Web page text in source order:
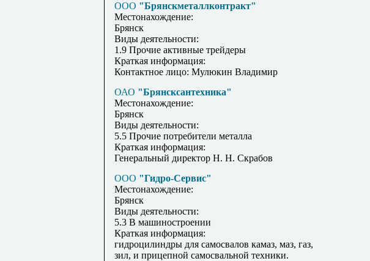
ООО "Брянскметаллконтракт"
Местонахождение:
Брянск
Виды деятельности:
1.9 Прочие активные трейдеры
Краткая информация:
Контактное лицо: Мулюкин Владимир
ОАО "Брянсксантехника"
Местонахождение:
Брянск
Виды деятельности:
5.5 Прочие потребители металла
Краткая информация:
Генеральный директор Н. Н. Скрабов
ООО "Гидро-Сервис"
Местонахождение:
Брянск
Виды деятельности:
5.3 В машиностроении
Краткая информация:
гидроцилиндры для самосвалов камаз, маз, газ,
зил, и прицепной самосвальной техники.